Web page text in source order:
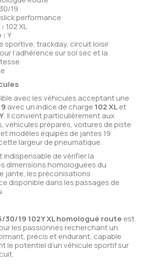
19
performance
102 XL
: Y
sportive, trackday, circuit loisir
l’adhérence sur sol sec et la
avec les véhicules acceptant une
avec un indice de charge 102 XLet
. Il convient particulièrement aux
véhicules préparés, voitures de piste
modèles équipés de jantes 19
largeur de pneumatique.
de vérifier la
dimensions homologuées du
jante, les préconisations
disponible dans les passages de
30/19 102Y XL homologué route est
les passionnés recherchant un
précis et endurant, capable
le potentiel d’un véhicule sportif sur